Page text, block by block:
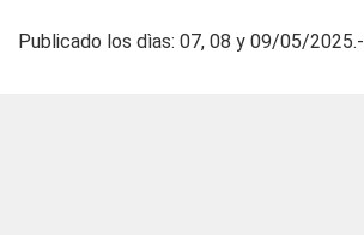
Publicado los dìas: 07, 08 y 09/05/2025.-